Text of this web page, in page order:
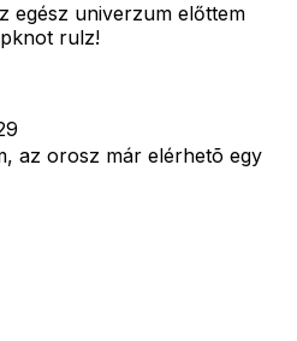
egész univerzum előttem
rulz!
az orosz már elérhetõ egy